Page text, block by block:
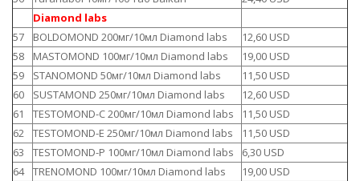
Diamond labs
57
BOLDOMOND 200мг/10мл Diamond labs
12,60 USD
58
MASTOMOND 100мг/10мл Diamond labs
19,00 USD
59
STANOMOND 50мг/10мл Diamond labs
11,50 USD
60
SUSTAMOND 250мг/10мл Diamond labs
12,60 USD
61
TESTOMOND-C 200мг/10мл Diamond labs
11,50 USD
62
TESTOMOND-E 250мг/10мл Diamond labs
11,50 USD
63
TESTOMOND-P 100мг/10мл Diamond labs
6,30 USD
64
TRENOMOND 100мг/10мл Diamond labs
19,00 USD